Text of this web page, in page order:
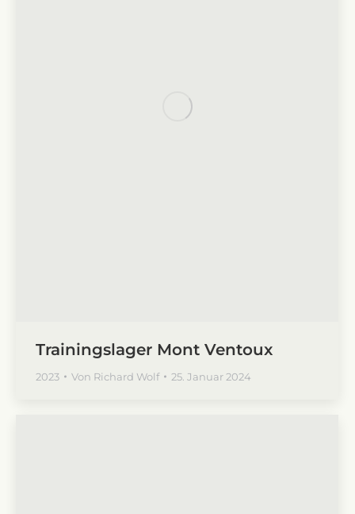
Trainingslager Mont Ventoux
2023 Von Richard Wolf 25. Januar 2024